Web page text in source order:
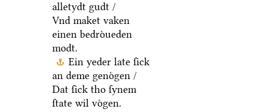
alletydt gudt /
Vnd maket vaken
einen bedroͤueden
modt.
Ein yeder late ſick
an deme genoͤgen /
Dat ſick tho ſynem
ſtate wil voͤgen.